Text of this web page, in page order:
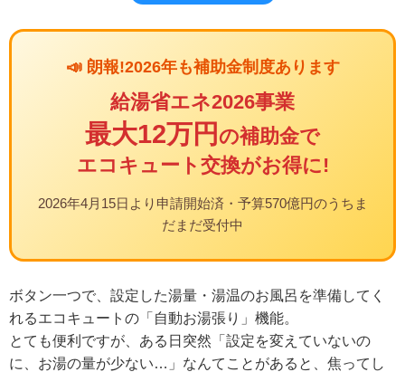
📣 朗報!2026年も補助金制度あります
給湯省エネ2026事業
最大12万円 の補助金で
エコキュート交換がお得に!
2026年4月15日より申請開始済・予算570億円のうちま
だまだ受付中
ボタン一つで、設定した湯量・湯温のお風呂を準備してく
れるエコキュートの「自動お湯張り」機能。
とても便利ですが、ある日突然「設定を変えていないの
に、お湯の量が少ない…」なんてことがあると、焦ってし